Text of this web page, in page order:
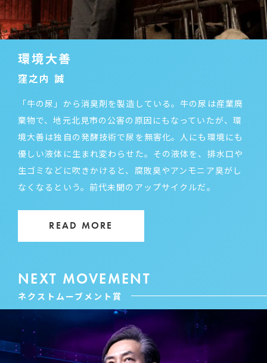
環境大善
窪之内 誠
「牛の尿」から消臭剤を製造している。牛の尿は産業廃
棄物で、地元北見市の公害の原因にもなっていたが、環
境大善は独自の発酵技術で尿を無害化。人にも環境にも
優しい液体に生まれ変わらせた。その液体を、排水口や
生ゴミなどに吹きかけると、腐敗臭やアンモニア臭がし
なくなるという。前代未聞のアップサイクルだ。
READ MORE
NEXT MOVEMENT
ネクストムーブメント賞